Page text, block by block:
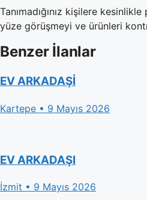
Tanımadığınız kişilere
yüze görüşmeyi ve ürünleri
Benzer İlanlar
EV ARKADAŞİ
Kartepe • 9 Mayıs 2026
EV ARKADAŞI
İzmit • 9 Mayıs 2026